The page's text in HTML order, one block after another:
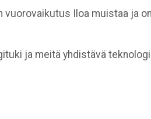
vuorovaikutus Iloa muistaa ja
ja meitä yhdistävä